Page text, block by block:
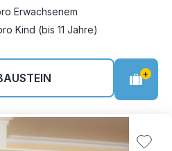
Erwachsenem
Kind (bis 11 Jahre)
+